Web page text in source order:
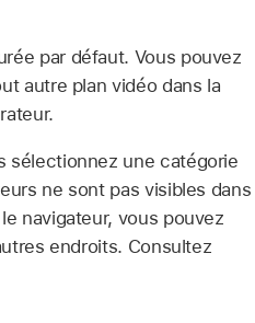
par défaut. Vous pouvez
autre plan vidéo dans la
sélectionnez une catégorie
ne sont pas visibles dans
navigateur, vous pouvez
endroits. Consultez